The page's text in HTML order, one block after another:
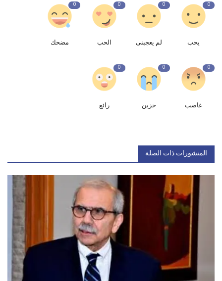
0
يحب
0
لم يعجبنى
0
الحب
0
مضحك
0
غاضب
0
حزين
0
رائع
المنشورات ذات الصلة